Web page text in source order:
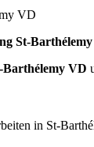
St-
Barthélemy VD
in St-